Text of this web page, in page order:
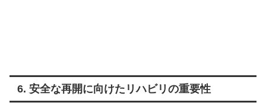
6. 安全な再開に向けたリハビリの重要性